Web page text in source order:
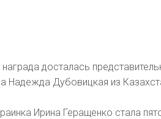
досталась
Надежда Дубовицкая из
Ирина Геращенко стала